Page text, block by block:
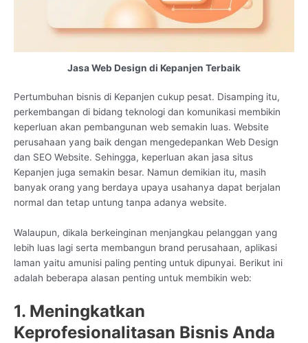
Jasa Web Design di Kepanjen Terbaik
Pertumbuhan bisnis di Kepanjen cukup pesat. Disamping itu,
perkembangan di bidang teknologi dan komunikasi membikin
keperluan akan pembangunan web semakin luas. Website
perusahaan yang baik dengan mengedepankan Web Design
dan SEO Website. Sehingga, keperluan akan jasa situs
Kepanjen juga semakin besar. Namun demikian itu, masih
banyak orang yang berdaya upaya usahanya dapat berjalan
normal dan tetap untung tanpa adanya website.
Walaupun, dikala berkeinginan menjangkau pelanggan yang
lebih luas lagi serta membangun brand perusahaan, aplikasi
laman yaitu amunisi paling penting untuk dipunyai. Berikut ini
adalah beberapa alasan penting untuk membikin web:
1. Meningkatkan
Keprofesionalitasan Bisnis Anda